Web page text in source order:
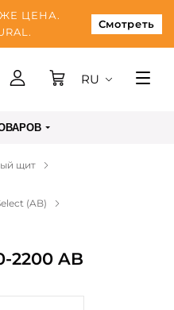
ЦЕНА.
Смотреть
RU
щит
(AB)
2200 AB